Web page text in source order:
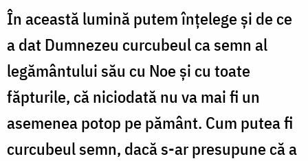
În această lumină putem înţelege şi de ce
a dat Dumnezeu curcubeul ca semn al
legământului său cu Noe şi cu toate
făpturile, că niciodată nu va mai fi un
asemenea potop pe pământ. Cum putea fi
curcubeul semn, dacă s-ar presupune că a